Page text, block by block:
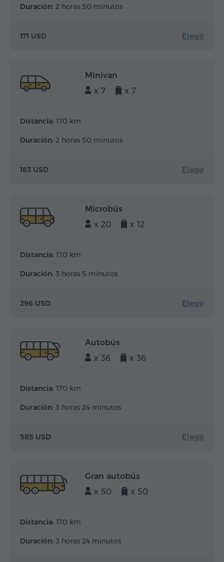
Duración: 2 horas 50 minutos
171 USD Elegir
Minivan
x 7
x 7
Distancia: 170 km
Duración: 2 horas 50 minutos
183 USD Elegir
Microbús
x 20
x 12
Distancia: 170 km
Duración: 3 horas 5 minutos
296 USD Elegir
Autobús
x 36
x 36
Distancia: 170 km
Duración: 3 horas 24 minutos
585 USD Elegir
Gran autobús
x 50
x 50
Distancia: 170 km
Duración: 3 horas 24 minutos